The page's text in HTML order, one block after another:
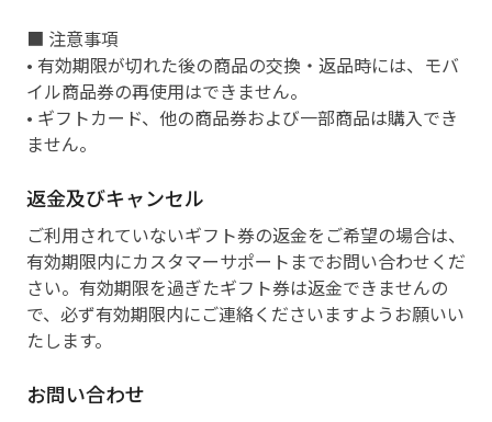
■ 注意事項
• 有効期限が切れた後の商品の交換・返品時には、モバ
イル商品券の再使用はできません。
• ギフトカード、他の商品券および一部商品は購入でき
ません。
返金及びキャンセル
ご利用されていないギフト券の返金をご希望の場合は、
有効期限内にカスタマーサポートまでお問い合わせくだ
さい。有効期限を過ぎたギフト券は返金できませんの
で、必ず有効期限内にご連絡くださいますようお願いい
たします。
お問い合わせ